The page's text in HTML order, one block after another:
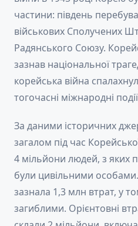
частини: південь
військових Сполучених
Радянського Союзу.
зазнав національної
корейська війна
тогочасні міжнародні
За даними історичних
загалом під час
4 мільйони людей, з яких
були цивільними
зазнала 1,3 млн втрат, у
загиблими. Орієнтовні